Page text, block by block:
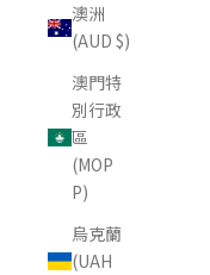
澳洲
(AUD $)
澳門特
別行政
區
(MOP
P)
烏克蘭
(UAH